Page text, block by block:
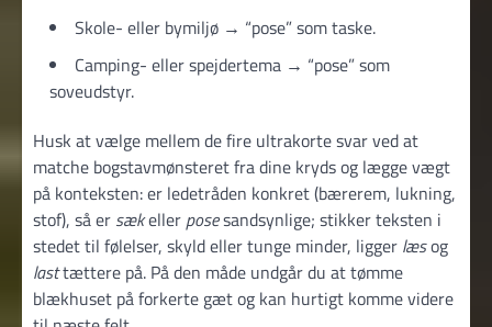
Skole- eller bymiljø → “pose” som taske.
Camping- eller spejdertema → “pose” som
soveudstyr.
Husk at vælge mellem de fire ultrakorte svar ved at
matche bogstavmønsteret fra dine kryds og lægge vægt
på konteksten: er ledetråden konkret (bærerem, lukning,
stof), så er sækeller posesandsynlige; stikker teksten i
stedet til følelser, skyld eller tunge minder, ligger læsog
lasttættere på. På den måde undgår du at tømme
blækhuset på forkerte gæt og kan hurtigt komme videre